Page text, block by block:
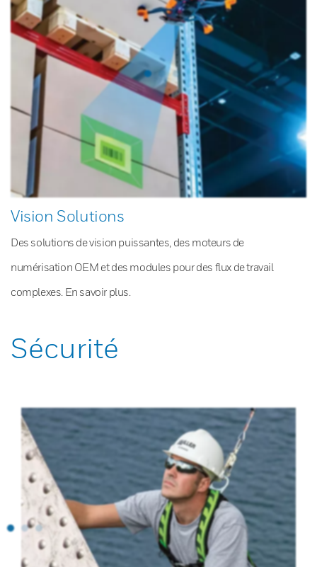
Vision Solutions
Des solutions de vision puissantes, des moteurs de
numérisation OEM et des modules pour des flux de travail
complexes. En savoir plus.
Sécurité